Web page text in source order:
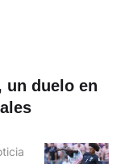
un duelo en